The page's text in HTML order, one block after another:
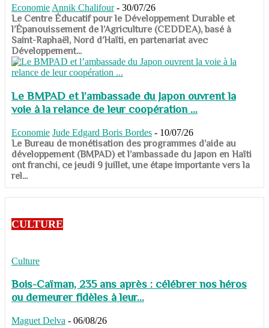
Economie Annik Chalifour - 30/07/26
​​​​​​​Le Centre Éducatif pour le Développement Durable et
l’Épanouissement de l’Agriculture (CEDDEA), basé à
Saint-Raphaël, Nord d’Haïti, en partenariat avec
Développement...
Le BMPAD et l’ambassade du Japon ouvrent la
voie à la relance de leur coopération ...
Economie Jude Edgard Boris Bordes - 10/07/26
​​​​​​​Le Bureau de monétisation des programmes d’aide au
développement (BMPAD) et l’ambassade du Japon en Haïti
ont franchi, ce jeudi 9 juillet, une étape importante vers la
rel...
CULTURE
Culture
Bois-Caïman, 235 ans après : célébrer nos héros
ou demeurer fidèles à leur...
Maguet Delva - 06/08/26